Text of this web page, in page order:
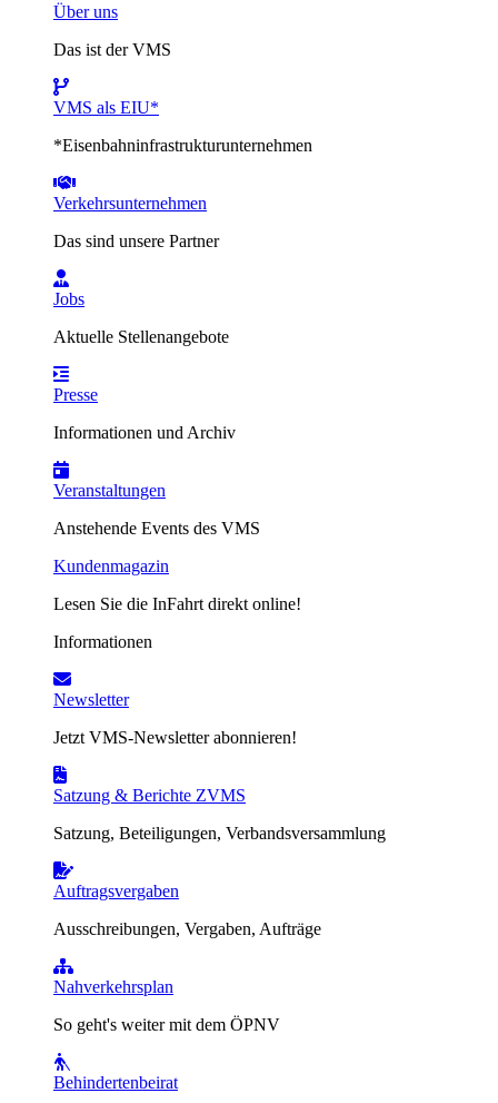
Über uns
Das ist der VMS
VMS als EIU*
*Eisenbahninfrastrukturunternehmen
Verkehrsunternehmen
Das sind unsere Partner
Jobs
Aktuelle Stellenangebote
Presse
Informationen und Archiv
Veranstaltungen
Anstehende Events des VMS
Kundenmagazin
Lesen Sie die InFahrt direkt online!
Informationen
Newsletter
Jetzt VMS-Newsletter abonnieren!
Satzung & Berichte ZVMS
Satzung, Beteiligungen, Verbandsversammlung
Auftragsvergaben
Ausschreibungen, Vergaben, Aufträge
Nahverkehrsplan
So geht's weiter mit dem ÖPNV
Behindertenbeirat